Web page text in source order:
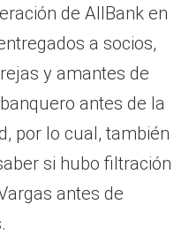
de AllBank en
a socios,
y amantes de
antes de la
por lo cual, también
si hubo filtración
antes de